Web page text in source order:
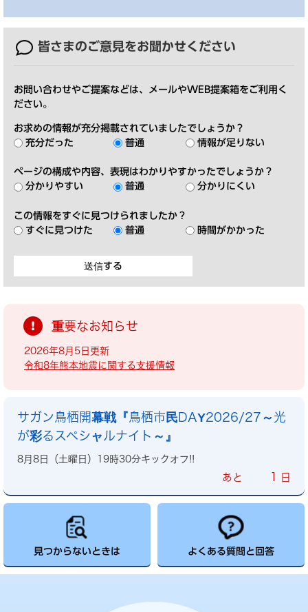
皆さまのご意見をお聞かせください
お問い合わせやご提案などは、メールやWEB提案箱をご利用く
ださい。
お求めの情報が充分掲載されていましたでしょうか？
充分だった
普通 情報が足りない
ページの構成や内容、表現はわかりやすかったでしょうか？
分かりやすい
普通 分かりにくい
この情報をすぐに見つけられましたか？
すぐに見つけた
普通 時間がかかった
重要なお知らせ
2026年8月5日更新
令和8年熊本地震に関する支援情報
サガン鳥栖開幕戦『鳥栖市民DAY2026/27～光
が彩るスペシャルナイト～』
8月8日（土曜日）19時30分キックオフ!!
あと 1 日
見つからないときは よくある質問と回答